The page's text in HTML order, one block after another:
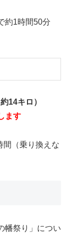
約1時間50分
14キロ）
ます
間（乗り換えな
幡祭り」につい